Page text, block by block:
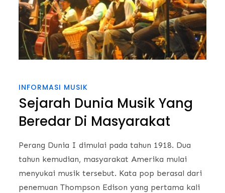
INFORMASI MUSIK
Sejarah Dunia Musik Yang
Beredar Di Masyarakat
Perang Dunia I dimulai pada tahun 1918. Dua
tahun kemudian, masyarakat Amerika mulai
menyukai musik tersebut. Kata pop berasal dari
penemuan Thompson Edison yang pertama kali